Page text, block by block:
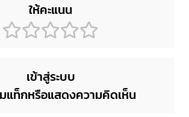
ให้คะแนน
เข้าสู่ระบบ
แท็กหรือแสดงความคิดเห็น